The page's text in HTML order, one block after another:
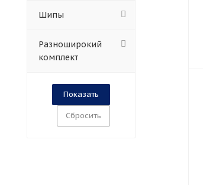
Шипы
Разноширокий
комплект
Сбросить